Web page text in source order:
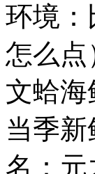
环境：
怎么点
文蛤
当季
名：元